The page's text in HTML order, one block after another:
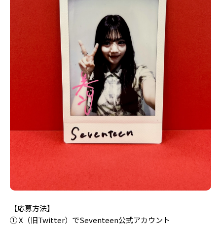
【応募方法】
① X（旧Twitter）でSeventeen公式アカウント